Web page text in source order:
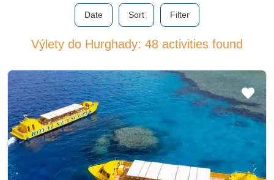
Date Sort Filter
Výlety do Hurghady: 48 activities found